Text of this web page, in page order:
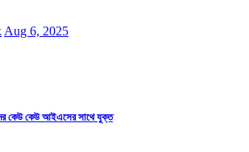
Aug 6, 2025
কেউ কেউ আইএসের সাথে যুক্ত